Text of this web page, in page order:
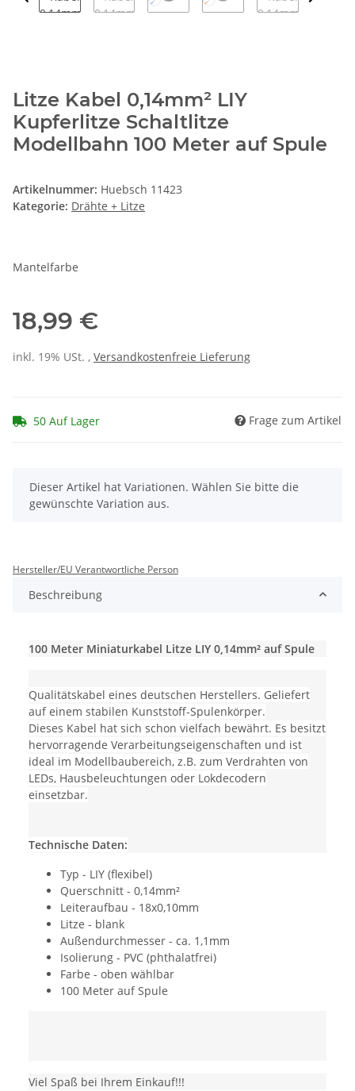
Litze Kabel 0,14mm² LIY
Kupferlitze Schaltlitze
Modellbahn 100 Meter auf Spule
Artikelnummer: Huebsch 11423
Kategorie: Drähte + Litze
Mantelfarbe
18,99 €
inkl. 19% USt. , Versandkostenfreie Lieferung
50 Auf Lager Frage zum Artikel
x
Dieser Artikel hat Variationen. Wählen Sie bitte die
gewünschte Variation aus.
Hersteller/EU Verantwortliche Person
Beschreibung
100 Meter Miniaturkabel Litze LIY 0,14mm² auf Spule
Qualitätskabel eines deutschen Herstellers. Geliefert
auf einem stabilen Kunststoff-Spulenkörper.
Dieses Kabel hat sich schon vielfach bewährt. Es besitzt
hervorragende Verarbeitungseigenschaften und ist
ideal im Modellbaubereich, z.B. zum Verdrahten von
LEDs, Hausbeleuchtungen oder Lokdecodern
einsetzbar.
Technische Daten:
Typ - LIY (flexibel)
Querschnitt - 0,14mm²
Leiteraufbau - 18x0,10mm
Litze - blank
Außendurchmesser - ca. 1,1mm
Isolierung - PVC (phthalatfrei)
Farbe - oben wählbar
100 Meter auf Spule
Viel Spaß bei Ihrem Einkauf!!!